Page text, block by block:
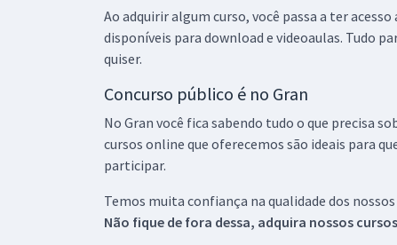
Ao adquirir algum curso, você passa a ter
disponíveis para download e videoaulas. Tudo
quiser.
Concurso público é no Gran
No Gran você fica sabendo tudo o que precisa
cursos online que oferecemos são ideais para
participar.
Temos muita confiança na qualidade dos
Não fique de fora dessa, adquira nossos